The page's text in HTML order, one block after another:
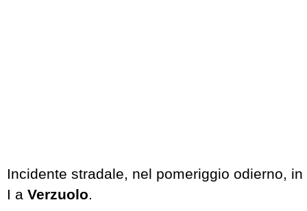
Incidente stradale, nel pomeriggio odierno,
I a Verzuolo.